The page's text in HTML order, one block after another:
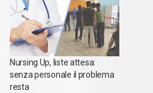
Nursing Up, liste attesa:
senza personale il problema
resta